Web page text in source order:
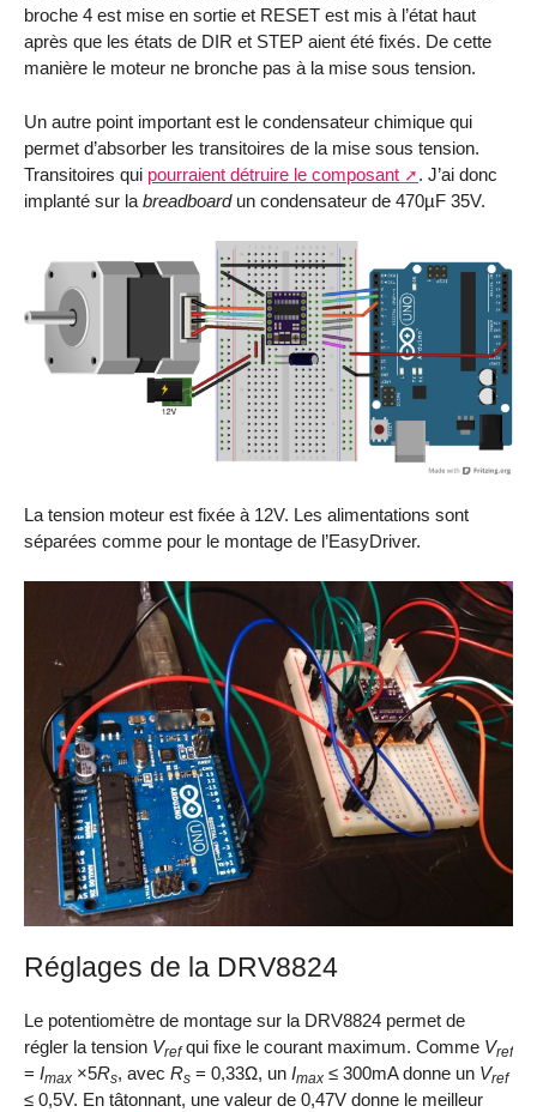
broche 4 est mise en sortie et RESET est mis à l’état haut
après que les états de DIR et STEP aient été fixés. De cette
manière le moteur ne bronche pas à la mise sous tension.
Un autre point important est le condensateur chimique qui
permet d’absorber les transitoires de la mise sous tension.
Transitoires qui pourraient détruire le composant
. J’ai donc
implanté sur la breadboardun condensateur de 470µF 35V.
La tension moteur est fixée à 12V. Les alimentations sont
séparées comme pour le montage de l’EasyDriver.
Réglages de la DRV8824
Le potentiomètre de montage sur la DRV8824 permet de
régler la tension Vrefqui fixe le courant maximum. Comme Vref
= Imax ×5Rs, avec Rs = 0,33Ω, un Imax ≤ 300mA donne un Vref
≤ 0,5V. En tâtonnant, une valeur de 0,47V donne le meilleur